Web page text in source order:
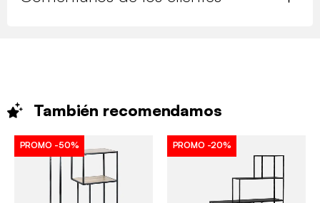
También recomendamos
PROMO -50% PROMO -20%